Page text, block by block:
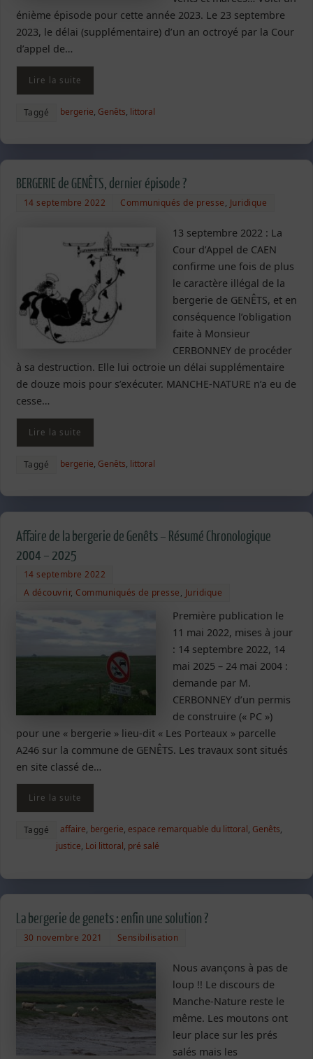
énième épisode pour cette année 2023. Le 23 septembre
2023, le délai (supplémentaire) d’un an octroyé par la Cour
d’appel de…
Lire la suite
Taggé bergerie, Genêts, littoral
BERGERIE de GENÊTS, dernier épisode ?
14 septembre 2022 Communiqués de presse, Juridique
13 septembre 2022 : La
Cour d’Appel de CAEN
confirme une fois de plus
le caractère illégal de la
bergerie de GENÊTS, et en
conséquence l’obligation
faite à Monsieur
CERBONNEY de procéder
à sa destruction. Elle lui octroie un délai supplémentaire
de douze mois pour s’exécuter. MANCHE-NATURE n’a eu de
cesse…
Lire la suite
Taggé bergerie, Genêts, littoral
Affaire de la bergerie de Genêts – Résumé Chronologique
2004 – 2025
14 septembre 2022
A découvrir, Communiqués de presse, Juridique
Première publication le
11 mai 2022, mises à jour
: 14 septembre 2022, 14
mai 2025 – 24 mai 2004 :
demande par M.
CERBONNEY d’un permis
de construire (« PC »)
pour une « bergerie » lieu-dit « Les Porteaux » parcelle
A246 sur la commune de GENÊTS. Les travaux sont situés
en site classé de…
Lire la suite
Taggé affaire, bergerie,espace remarquable du littoral, Genêts,
justice, Loi littoral, pré salé
La bergerie de genets : enfin une solution ?
30 novembre 2021 Sensibilisation
Nous avançons à pas de
loup !! Le discours de
Manche-Nature reste le
même. Les moutons ont
leur place sur les prés
salés mais les